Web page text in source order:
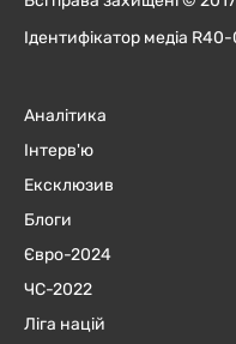
Ідентифікатор медіа
Аналітика
Інтерв'ю
Ексклюзив
Блоги
Євро-2024
ЧC-2022
Ліга націй